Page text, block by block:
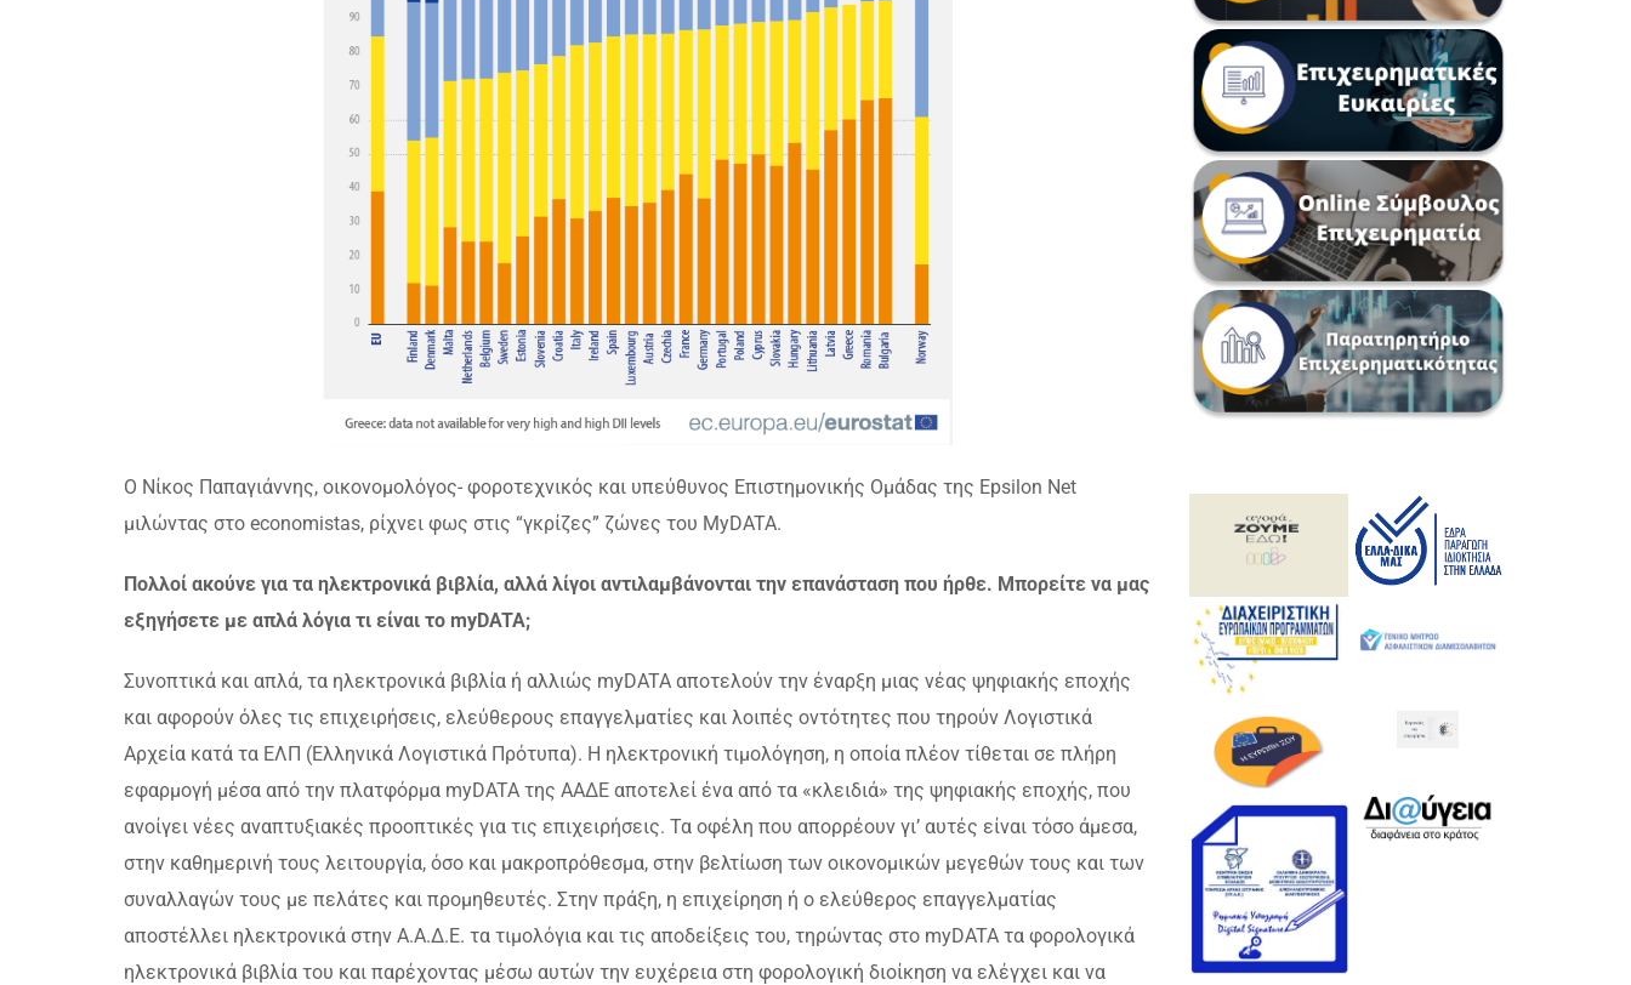
Ο Νίκος Παπαγιάννης, οικονομολόγος- φοροτεχνικός και υπεύθυνος Επιστημονικής Ομάδας της Epsilon Net
μιλώντας στο economistas, ρίχνει φως στις “γκρίζες” ζώνες του MyDATA.
Πολλοί ακούνε για τα ηλεκτρονικά βιβλία, αλλά λίγοι αντιλαμβάνονται την επανάσταση που ήρθε. Μπορείτε να μας
εξηγήσετε με απλά λόγια τι είναι το myDATA;
Συνοπτικά και απλά, τα ηλεκτρονικά βιβλία ή αλλιώς myDATA αποτελούν την έναρξη μιας νέας ψηφιακής εποχής
και αφορούν όλες τις επιχειρήσεις, ελεύθερους επαγγελματίες και λοιπές οντότητες που τηρούν Λογιστικά
Αρχεία κατά τα ΕΛΠ (Ελληνικά Λογιστικά Πρότυπα). Η ηλεκτρονική τιμολόγηση, η οποία πλέον τίθεται σε πλήρη
εφαρμογή μέσα από την πλατφόρμα myDATA της ΑΑΔΕ αποτελεί ένα από τα «κλειδιά» της ψηφιακής εποχής, που
ανοίγει νέες αναπτυξιακές προοπτικές για τις επιχειρήσεις. Τα οφέλη που απορρέουν γι’ αυτές είναι τόσο άμεσα,
στην καθημερινή τους λειτουργία, όσο και μακροπρόθεσμα, στην βελτίωση των οικονομικών μεγεθών τους και των
συναλλαγών τους με πελάτες και προμηθευτές. Στην πράξη, η επιχείρηση ή ο ελεύθερος επαγγελματίας
αποστέλλει ηλεκτρονικά στην Α.Α.Δ.Ε. τα τιμολόγια και τις αποδείξεις του, τηρώντας στο myDATA τα φορολογικά
ηλεκτρονικά βιβλία του και παρέχοντας μέσω αυτών την ευχέρεια στη φορολογική διοίκηση να ελέγχει και να